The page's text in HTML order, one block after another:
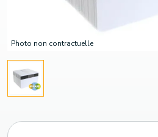
Photo non contractuelle